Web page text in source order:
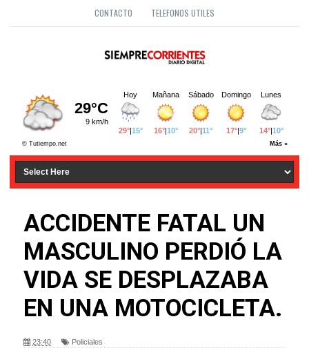
CONTACTO TELEFONOS UTILES
ACCIDENTE FATAL UN
MASCULINO PERDIÓ LA
VIDA SE DESPLAZABA
EN UNA MOTOCICLETA.
23:40 Policiales